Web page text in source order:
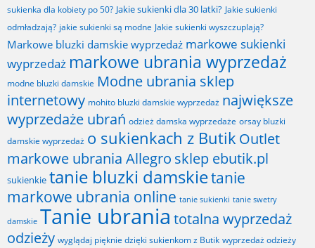
sukienka dla kobiety po 50? Jakie sukienki dla 30 latki? Jakie sukienki
odmładzają? jakie sukienki są modne Jakie sukienki wyszczuplają?
Markowe bluzki damskie wyprzedaż markowe sukienki
wyprzedaż markowe ubrania wyprzedaż
modne bluzki damskie Modne ubrania sklep
internetowy mohito bluzki damskie wyprzedaż największe
wyprzedaże ubrań odzież damska wyprzedaże orsay bluzki
damskie wyprzedaż o sukienkach z Butik Outlet
markowe ubrania Allegro sklep ebutik.pl
sukienkie tanie bluzki damskietanie
markowe ubrania online tanie sukienki tanie swetry
damskie Tanie ubrania totalna wyprzedaż
odzieży wyglądaj pięknie dzięki sukienkom z Butik wyprzedaż odzieży